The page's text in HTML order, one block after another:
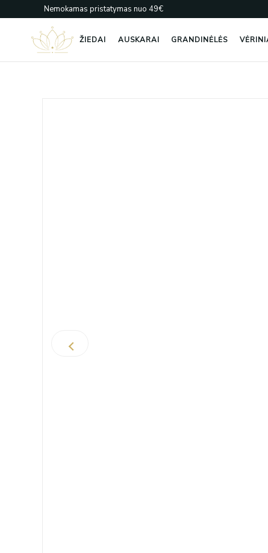
prie
Nemokamas pristatymas nuo 49€
ŽIEDAI AUSKARAI GRANDINĖLĖS